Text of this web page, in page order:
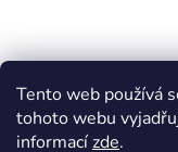
Tento web používá
tohoto webu
informacízde.